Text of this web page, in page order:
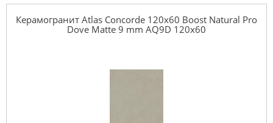
Керамогранит Atlas Concorde 120x60 Boost Natural Pro
Dove Matte 9 mm AQ9D 120x60